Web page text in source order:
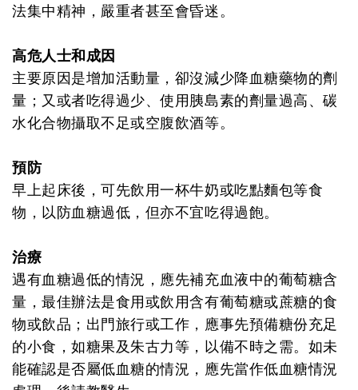
法集中精神，嚴重者甚至會昏迷。
高危人士和成因
主要原因是增加活動量，卻沒減少降血糖藥物的劑
量；又或者吃得過少、使用胰島素的劑量過高、碳
水化合物攝取不足或空腹飲酒等。
預防
早上起床後，可先飲用一杯牛奶或吃點麵包等食
物，以防血糖過低，但亦不宜吃得過飽。
治療
遇有血糖過低的情況，應先補充血液中的葡萄糖含
量，最佳辦法是食用或飲用含有葡萄糖或蔗糖的食
物或飲品；出門旅行或工作，應事先預備糖份充足
的小食，如糖果及朱古力等，以備不時之需。如未
能確認是否屬低血糖的情況，應先當作低血糖情況